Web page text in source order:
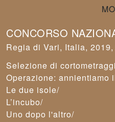
CONCORSO
Vari, Italia,
Selezione di
Operazione: annientiamo
Le due isole/
L’incubo/
Uno dopo l'altro/